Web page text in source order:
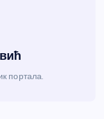
портала.